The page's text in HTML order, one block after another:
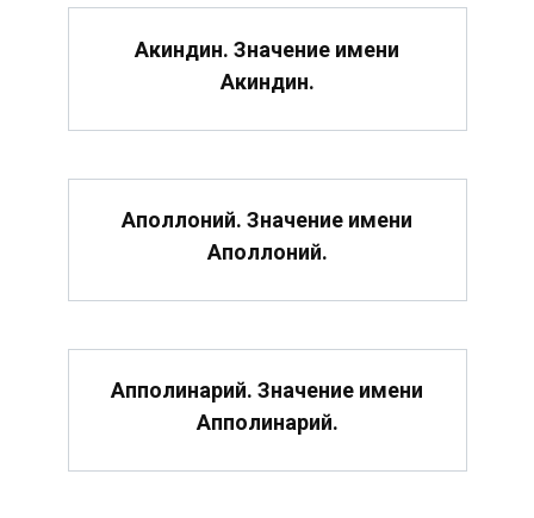
Акиндин. Значение имени
Акиндин.
Аполлоний. Значение имени
Аполлоний.
Апполинарий. Значение имени
Апполинарий.